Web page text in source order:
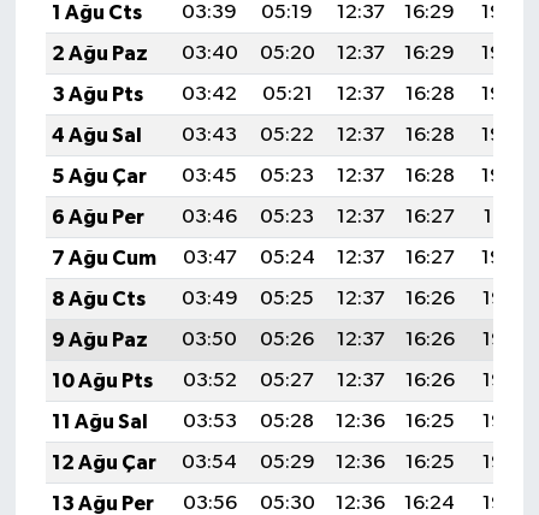
1 Ağu Cts
03:39 05:19 12:37 16:29
19:46
2 Ağu Paz
03:40 05:20 12:37 16:29
19:45
3 Ağu Pts
03:42 05:21 12:37 16:28
19:44
4 Ağu Sal
03:43 05:22 12:37 16:28
19:43
5 Ağu Çar
03:45 05:23 12:37 16:28
19:42
6 Ağu Per
03:46 05:23 12:37 16:27
19:41
7 Ağu Cum
03:47 05:24 12:37 16:27
19:39
8 Ağu Cts
03:49 05:25 12:37 16:26
19:38
9 Ağu Paz
03:50 05:26 12:37 16:26
19:37
10 Ağu Pts
03:52 05:27 12:37 16:26
19:36
11 Ağu Sal
03:53 05:28 12:36 16:25
19:35
12 Ağu Çar
03:54 05:29 12:36 16:25
19:33
13 Ağu Per
03:56 05:30 12:36 16:24
19:32